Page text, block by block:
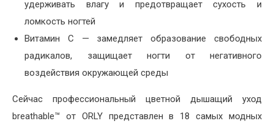
удерживать влагу и предотвращает сухость и
ломкость ногтей
Витамин С — замедляет образование свободных
радикалов, защищает ногти от негативного
воздействия окружающей среды
Сейчас профессиональный цветной дышащий уход
breathable™ от ORLY представлен в 18 самых модных